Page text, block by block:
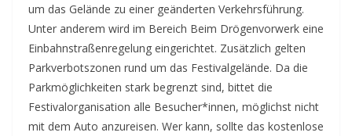
um das Gelände zu einer geänderten Verkehrsführung.
Unter anderem wird im Bereich Beim Drögenvorwerk eine
Einbahnstraßenregelung eingerichtet. Zusätzlich gelten
Parkverbotszonen rund um das Festivalgelände. Da die
Parkmöglichkeiten stark begrenzt sind, bittet die
Festivalorganisation alle Besucher*innen, möglichst nicht
mit dem Auto anzureisen. Wer kann, sollte das kostenlose